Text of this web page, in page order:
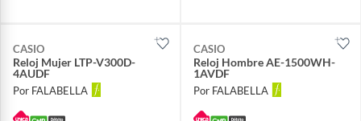
CASIO
Reloj Mujer LTP-V300D-
4AUDF
Por FALABELLA
CASIO
Reloj Hombre AE-1500WH-
1AVDF
Por FALABELLA